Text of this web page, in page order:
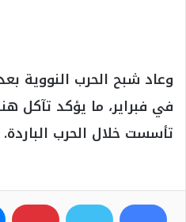
وعاد شبح الحرب النووية
في فبراير، ما يؤكد تآكل
تأسست خلال الحرب الباردة.